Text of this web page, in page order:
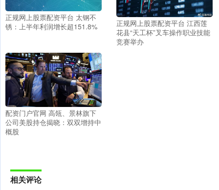
正规网上股票配资平台 太钢不
锈：上半年利润增长超151.8%
正规网上股票配资平台 江西莲
花县“天工杯”叉车操作职业技能
竞赛举办
配资门户官网 高瓴、景林旗下
公司美股持仓揭晓：双双增持中
概股
相关评论